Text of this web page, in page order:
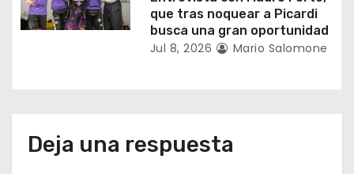
a
que tras noquear a Picardi
busca una gran oportunidad
Jul 8, 2026 Mario Salomone
Deja una respuesta